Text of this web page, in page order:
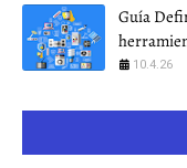
Guía
10.4.26